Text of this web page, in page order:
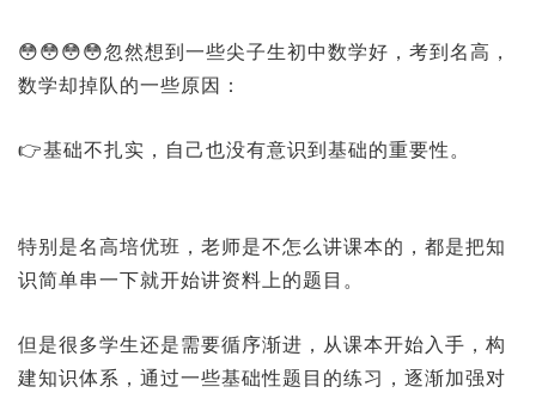
😳😳😳😳忽然想到一些尖子生初中数学好，考到名高，
数学却掉队的一些原因：
👉基础不扎实，自己也没有意识到基础的重要性。
特别是名高培优班，老师是不怎么讲课本的，都是把知
识简单串一下就开始讲资料上的题目。
但是很多学生还是需要循序渐进，从课本开始入手，构
建知识体系，通过一些基础性题目的练习，逐渐加强对